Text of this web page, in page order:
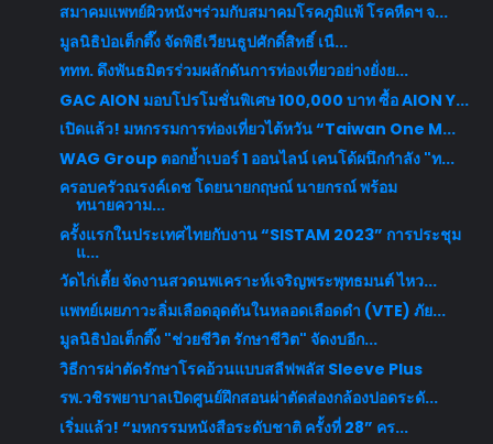
สมาคมแพทย์ผิวหนังฯร่วมกับสมาคมโรคภูมิแพ้ โรคหืดฯ จ...
มูลนิธิป่อเต็กตึ๊ง จัดพิธีเวียนธูปศักดิ์สิทธิ์ เนื...
ททท. ดึงพันธมิตรร่วมผลักดันการท่องเที่ยวอย่างยั่งย...
GAC AION มอบโปรโมชั่นพิเศษ 100,000 บาท ซื้อ AION Y...
เปิดแล้ว! มหกรรมการท่องเที่ยวไต้หวัน “Taiwan One M...
WAG Group ตอกย้ำเบอร์ 1 ออนไลน์ เคนโด้ผนึกกำลัง "ท...
ครอบครัวณรงค์เดช โดยนายกฤษณ์ นายกรณ์ พร้อม
ทนายความ...
ครั้งแรกในประเทศไทยกับงาน “SISTAM 2023” การประชุม
แ...
วัดไก่เตี้ย จัดงานสวดนพเคราะห์เจริญพระพุทธมนต์ ไหว...
แพทย์เผยภาวะลิ่มเลือดอุดตันในหลอดเลือดดำ (VTE) ภัย...
มูลนิธิป่อเต็กตึ๊ง "ช่วยชีวิต รักษาชีวิต" จัดงบอีก...
วิธีการผ่าตัดรักษาโรคอ้วนแบบสลีฟพลัส Sleeve Plus
รพ.วชิรพยาบาลเปิดศูนย์ฝึกสอนผ่าตัดส่องกล้องปอดระดั...
เริ่มแล้ว! “มหกรรมหนังสือระดับชาติ ครั้งที่ 28” คร...